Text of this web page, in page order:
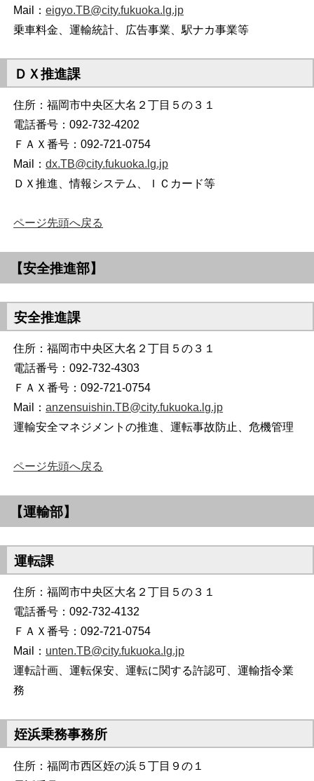
Mail：eigyo.TB@city.fukuoka.lg.jp
乗車料金、運輸統計、広告事業、駅ナカ事業等
ＤＸ推進課
住所：福岡市中央区大名２丁目５の３１
電話番号：092-732-4202
ＦＡＸ番号：092-721-0754
Mail：dx.TB@city.fukuoka.lg.jp
ＤＸ推進、情報システム、ＩＣカード等
ページ先頭へ戻る
【安全推進部】
安全推進課
住所：福岡市中央区大名２丁目５の３１
電話番号：092-732-4303
ＦＡＸ番号：092-721-0754
Mail：anzensuishin.TB@city.fukuoka.lg.jp
運輸安全マネジメントの推進、運転事故防止、危機管理
ページ先頭へ戻る
【運輸部】
運転課
住所：福岡市中央区大名２丁目５の３１
電話番号：092-732-4132
ＦＡＸ番号：092-721-0754
Mail： unten.TB@city.fukuoka.lg.jp
運転計画、運転保安、運転に関する許認可、運輸指令業
務
姪浜乗務事務所
住所：福岡市西区姪の浜５丁目９の１